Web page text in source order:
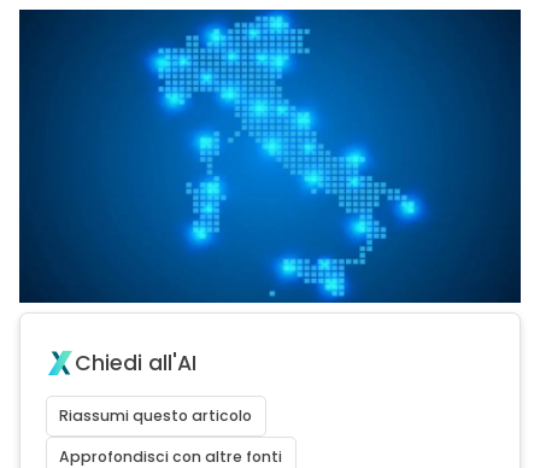
Chiedi all'AI
Riassumi questo articolo
Approfondisci con altre fonti